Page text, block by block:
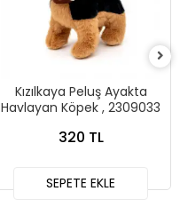
Kızılkaya Peluş Ayakta
Havlayan Köpek , 2309033
320 TL
SEPETE EKLE